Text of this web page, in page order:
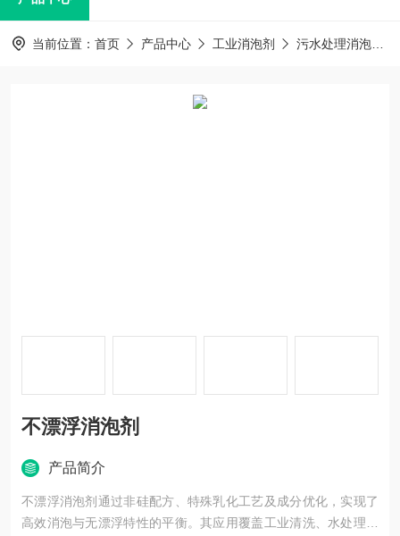
当前位置： 首页 产品中心 工业消泡剂 污水处理消泡剂
不漂浮消泡剂
产品简介
不漂浮消泡剂通过非硅配方、特殊乳化工艺及成分优化，实现了
高效消泡与无漂浮特性的平衡。其应用覆盖工业清洗、水处理、